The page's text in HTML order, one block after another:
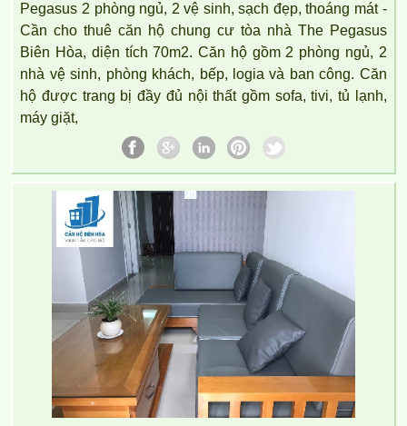
Pegasus 2 phòng ngủ, 2 vệ sinh, sạch đẹp, thoáng mát -
Cần cho thuê căn hộ chung cư tòa nhà The Pegasus
Biên Hòa, diện tích 70m2. Căn hộ gồm 2 phòng ngủ, 2
nhà vệ sinh, phòng khách, bếp, logia và ban công. Căn
hộ được trang bị đầy đủ nội thất gồm sofa, tivi, tủ lạnh,
máy giặt,